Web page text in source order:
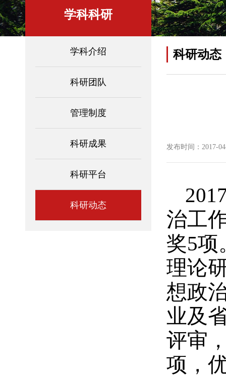
学科科研
学科介绍
科研团队
管理制度
科研成果
科研平台
科研动态
科研动态
发布时间：2017-
治工
奖5项
理论
想政
业及
评审
项，